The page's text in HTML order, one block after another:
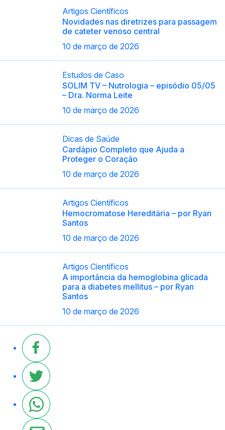
Artigos Científicos
Novidades nas diretrizes para passagem
de cateter venoso central
10 de março de 2026
Estudos de Caso
SOLIM TV – Nutrologia – episódio 05/05
– Dra. Norma Leite
10 de março de 2026
Dicas de Saúde
Cardápio Completo que Ajuda a
Proteger o Coração
10 de março de 2026
Artigos Científicos
Hemocromatose Hereditária – por Ryan
Santos
10 de março de 2026
Artigos Científicos
A importância da hemoglobina glicada
para a diabetes mellitus – por Ryan
Santos
10 de março de 2026